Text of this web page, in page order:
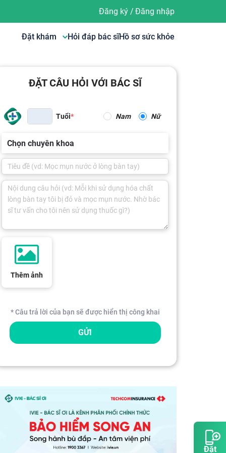
Đặt
Đăng ký/ Đăng nhập
Đặt khám Hỏi đáp bác sĩHồ sơ sức khỏe
ĐẶT CÂU HỎI VỚI BÁC SĨ
Tuổi Nam Nữ
Chọn chuyên khoa
Thêm ảnh
* Câu trả lời của bạn sẽ được hiển thị công khai
GỬI